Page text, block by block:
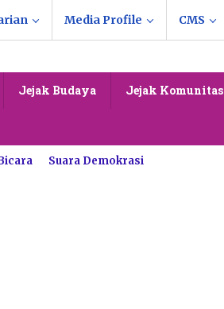
Media Profile CMS
Jejak Budaya Jejak Komunitas
Suara Demokrasi